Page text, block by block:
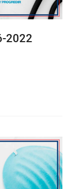
2022